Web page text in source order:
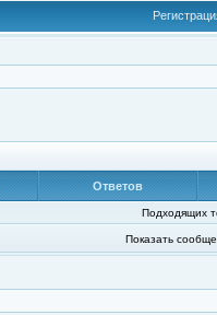
Ответов
Подходящих
Показать